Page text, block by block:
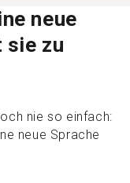
neue
sie zu
nie so einfach:
neue Sprache